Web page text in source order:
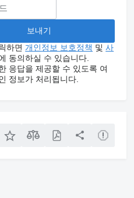
하면 개인정보 보호정책 및사
동의하실 수 있습니다.
응답을 제공할 수 있도록 여
정보가 처리됩니다.